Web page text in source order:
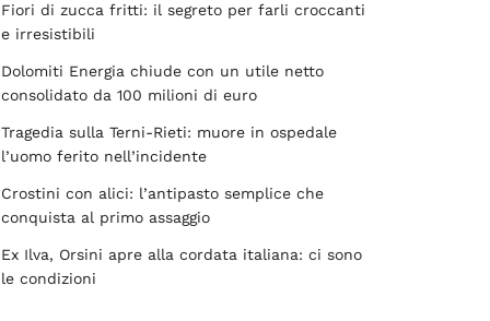
Fiori di zucca fritti: il segreto per farli croccanti
e irresistibili
Dolomiti Energia chiude con un utile netto
consolidato da 100 milioni di euro
Tragedia sulla Terni-Rieti: muore in ospedale
l’uomo ferito nell’incidente
Crostini con alici: l’antipasto semplice che
conquista al primo assaggio
Ex Ilva, Orsini apre alla cordata italiana: ci sono
le condizioni